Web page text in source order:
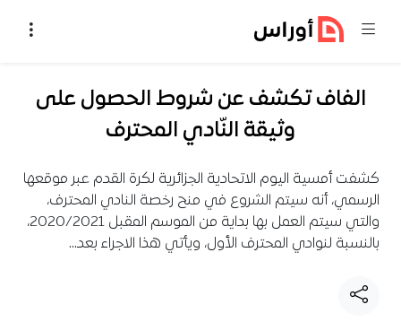
الفاف تكشف عن شروط الحصول على
وثيقة النّادي المحترف
كشفت أمسية اليوم الاتحادية الجزائرية لكرة القدم عبر موقعها
الرسمي، أنه سيتم الشروع في منح رخصة النادي المحترف،
والتي سيتم العمل بها بداية من الموسم المقبل 2020/2021،
بالنسبة لنوادي المحترف الأول، ويأتي هذا الاجراء بعد…